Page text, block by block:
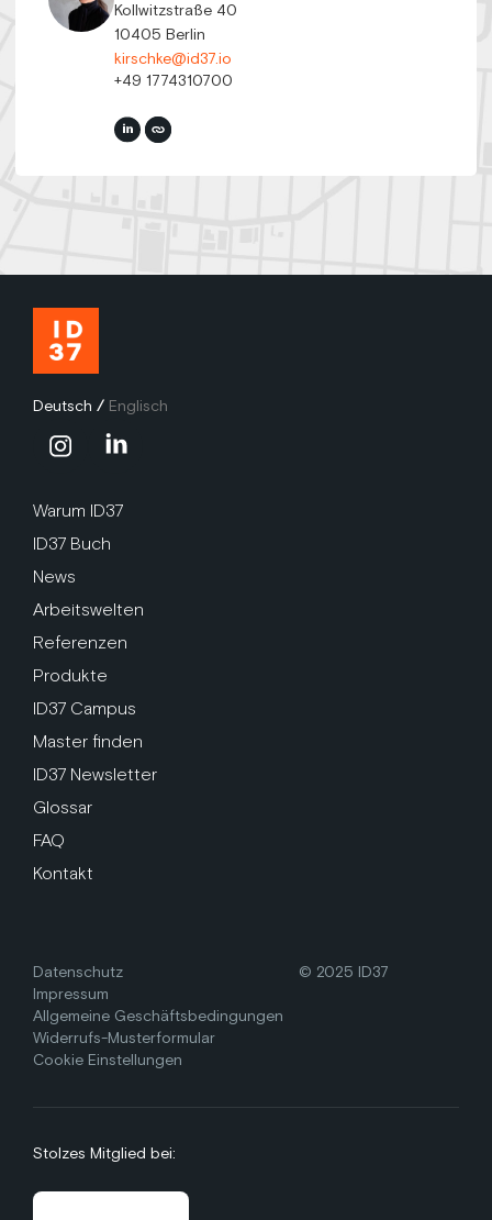
Kollwitzstraße 40
10405 Berlin
kirschke@id37.io
+49 1774310700
Deutsch / Englisch
Warum ID37
ID37 Buch
News
Arbeitswelten
Referenzen
Produkte
ID37 Campus
Master finden
ID37 Newsletter
Glossar
FAQ
Kontakt
Datenschutz
Impressum
Allgemeine Geschäftsbedingungen
Widerrufs-Musterformular
Cookie Einstellungen
© 2025 ID37
Stolzes Mitglied bei: